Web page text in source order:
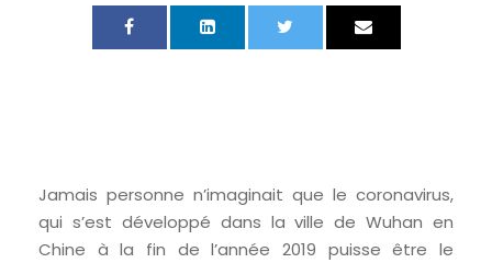
Jamais personne n’imaginait que le coronavirus,
qui s’est développé dans la ville de Wuhan en
Chine à la fin de l’année 2019 puisse être le